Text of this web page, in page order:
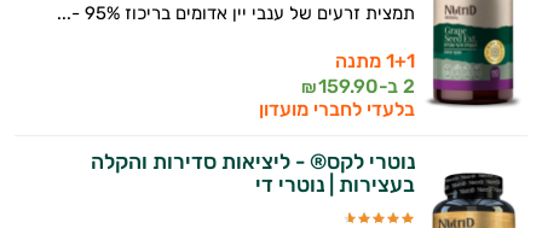
תמצית זרעים של ענבי יין אדומים בריכוז 95% -...
1+1 מתנה
2 ב-
159.90
₪
בלעדי לחברי מועדון
נוטרי לקס® - ליציאות סדירות והקלה
בעצירות | נוטרי די